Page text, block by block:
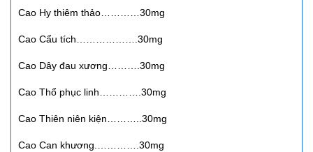
Cao Hy thiêm thảo…………30mg
Cao Cẩu tích……………….30mg
Cao Dây đau xương……….30mg
Cao Thổ phục linh………….30mg
Cao Thiên niên kiện………..30mg
Cao Can khương.………….30mg